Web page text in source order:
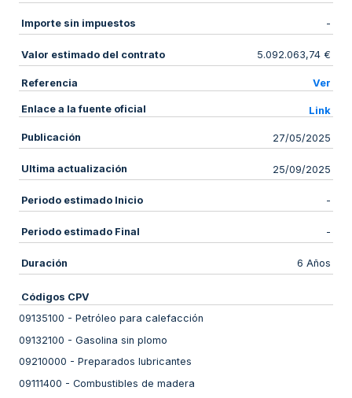
Importe sin impuestos -
Valor estimado del contrato 5.092.063,74 €
Referencia Ver
Enlace a la fuente oficial Link
Publicación 27/05/2025
Ultima actualización 25/09/2025
Periodo estimado Inicio -
Periodo estimado Final -
Duración 6 Años
Códigos CPV
09135100 - Petróleo para calefacción
09132100 - Gasolina sin plomo
09210000 - Preparados lubricantes
09111400 - Combustibles de madera